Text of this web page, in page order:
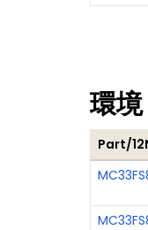
環境
Part/